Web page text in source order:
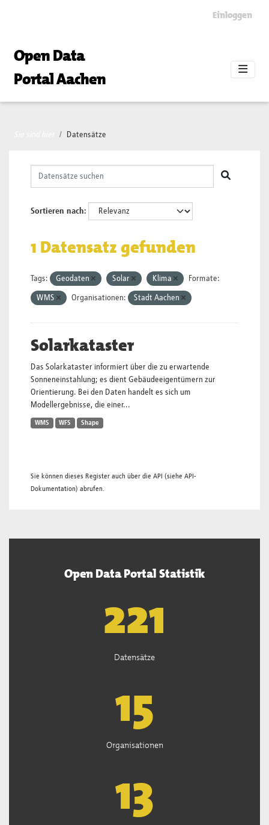
Einloggen
Open Data
Portal Aachen
Datensätze
Sortieren nach
1 Datensatz gefunden
Tags: Geodaten Solar Klima Formate:
WMS Organisationen: Stadt Aachen
Solarkataster
Das Solarkataster informiert über die zu erwartende
Sonneneinstahlung; es dient Gebäudeeigentümern zur
Orientierung. Bei den Daten handelt es sich um
Modellergebnisse, die einer...
WMS WFS Shape
Sie können dieses Register auch über die API (siehe API-
Dokumentation) abrufen.
Open Data Portal Statistik
222
Datensätze
15
Organisationen
13